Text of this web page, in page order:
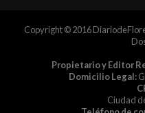
Copyright © 2016
Propietario y Editor
Domicilio Legal:
Ciudad